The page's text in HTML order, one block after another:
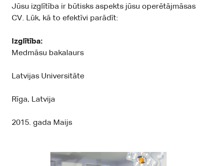
Jūsu izglītība ir būtisks aspekts jūsu operētājmāsas
CV. Lūk, kā to efektīvi parādīt:
Izglītība:
Medmāsu bakalaurs
Latvijas Universitāte
Rīga, Latvija
2015. gada Maijs